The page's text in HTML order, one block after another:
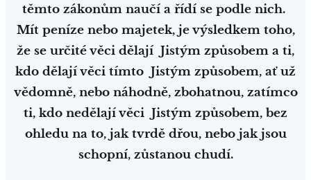
těmto zákonům naučí a řídí se podle nich.
Mít peníze nebo majetek, je výsledkem toho,
že se určité věci dělají Jistým způsobem a ti,
kdo dělají věci tímto Jistým způsobem, ať už
vědomně, nebo náhodně, zbohatnou, zatímco
ti, kdo nedělají věci Jistým způsobem, bez
ohledu na to, jak tvrdě dřou, nebo jak jsou
schopní, zůstanou chudí.